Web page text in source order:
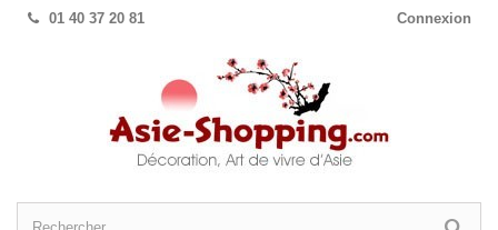
Connexion
01 40 37 20 81